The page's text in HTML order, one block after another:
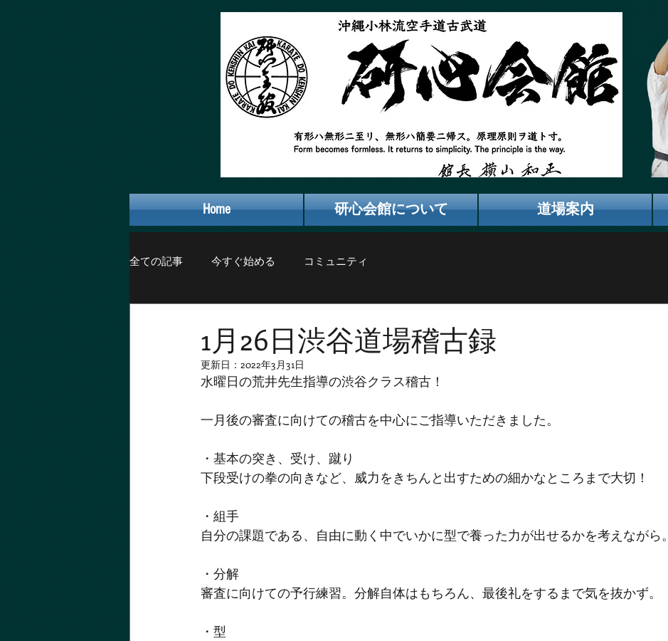
Home 研心会館について 道場案内
全ての記事 今すぐ始める コミュニティ
1月26日渋谷道場稽古録
更新日： 2022年3月31日
水曜日の荒井先生指導の渋谷クラス稽古！
一月後の審査に向けての稽古を中心にご指導いただきました。
・基本の突き、受け、蹴り
下段受けの拳の向きなど、威力をきちんと出すための細かなところまで大切！
・組手
自分の課題である、自由に動く中でいかに型で養った力が出せるかを考えながら。
・分解
審査に向けての予行練習。分解自体はもちろん、最後礼をするまで気を抜かず。
・型